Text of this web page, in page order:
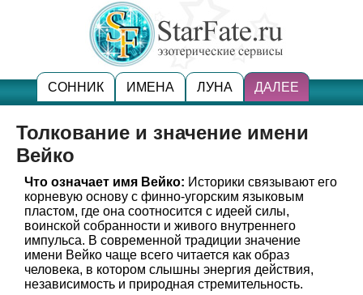
СОННИК ИМЕНА ЛУНА ДАЛЕЕ
Толкование и значение имени
Вейко
Что означает имя Вейко: Историки связывают его
корневую основу с финно-угорским языковым
пластом, где она соотносится с идеей силы,
воинской собранности и живого внутреннего
импульса. В современной традиции значение
имени Вейко чаще всего читается как образ
человека, в котором слышны энергия действия,
независимость и природная стремительность.